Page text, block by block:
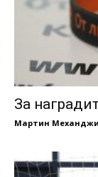
За
Мартин